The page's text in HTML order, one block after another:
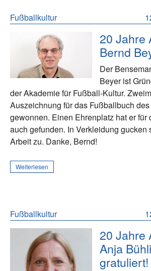
Fußballkultur
20 Jahre
Bernd
Der
Beyer ist
der Akademie für Fußball-Kultur.
Auszeichnung für das Fußballbuch
gewonnen. Einen Ehrenplatz hat er für
auch gefunden. In Verkleidung gucken
Arbeit zu. Danke, Bernd!
Weiterlesen
Fußballkultur
20 Jahre
Anja
gratuliert!